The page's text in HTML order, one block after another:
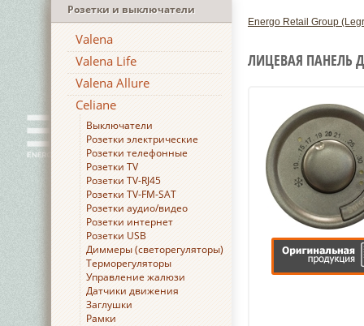
Розетки и выключатели
Valena
Valena Life
Valena Allure
Celiane
Выключатели
Розетки электрические
Розетки телефонные
Розетки TV
Розетки TV-RJ45
Розетки TV-FM-SAT
Розетки аудио/видео
Розетки интернет
Розетки USB
Диммеры (светорегуляторы)
Терморегуляторы
Управление жалюзи
Датчики движения
Заглушки
Рамки
Energo Retail Group
ЛИЦЕВАЯ ПАНЕЛЬ